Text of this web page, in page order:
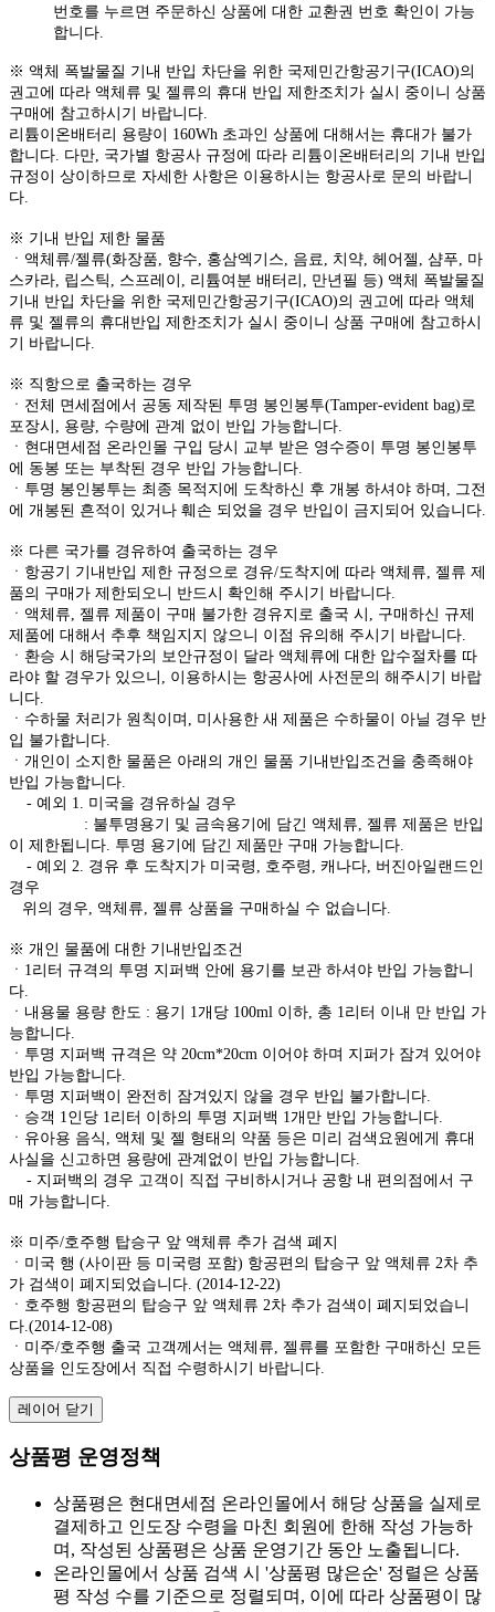
번호를 누르면 주문하신 상품에 대한 교환권 번호 확인이 가능
합니다.
※ 액체 폭발물질 기내 반입 차단을 위한 국제민간항공기구(ICAO)의
권고에 따라 액체류 및 젤류의 휴대 반입 제한조치가 실시 중이니 상품
구매에 참고하시기 바랍니다.
리튬이온배터리 용량이 160Wh 초과인 상품에 대해서는 휴대가 불가
합니다. 다만, 국가별 항공사 규정에 따라 리튬이온배터리의 기내 반입
규정이 상이하므로 자세한 사항은 이용하시는 항공사로 문의 바랍니
다.
※ 기내 반입 제한 물품
ㆍ액체류/젤류(화장품, 향수, 홍삼엑기스, 음료, 치약, 헤어젤, 샴푸, 마
스카라, 립스틱, 스프레이, 리튬여분 배터리, 만년필 등) 액체 폭발물질
기내 반입 차단을 위한 국제민간항공기구(ICAO)의 권고에 따라 액체
류 및 젤류의 휴대반입 제한조치가 실시 중이니 상품 구매에 참고하시
기 바랍니다.
※ 직항으로 출국하는 경우
ㆍ전체 면세점에서 공동 제작된 투명 봉인봉투(Tamper-evident bag)로
포장시, 용량, 수량에 관계 없이 반입 가능합니다.
ㆍ현대면세점 온라인몰 구입 당시 교부 받은 영수증이 투명 봉인봉투
에 동봉 또는 부착된 경우 반입 가능합니다.
ㆍ투명 봉인봉투는 최종 목적지에 도착하신 후 개봉 하셔야 하며, 그전
에 개봉된 흔적이 있거나 훼손 되었을 경우 반입이 금지되어 있습니다.
※ 다른 국가를 경유하여 출국하는 경우
ㆍ항공기 기내반입 제한 규정으로 경유/도착지에 따라 액체류, 젤류 제
품의 구매가 제한되오니 반드시 확인해 주시기 바랍니다.
ㆍ액체류, 젤류 제품이 구매 불가한 경유지로 출국 시, 구매하신 규제
제품에 대해서 추후 책임지지 않으니 이점 유의해 주시기 바랍니다.
ㆍ환승 시 해당국가의 보안규정이 달라 액체류에 대한 압수절차를 따
라야 할 경우가 있으니, 이용하시는 항공사에 사전문의 해주시기 바랍
니다.
ㆍ수하물 처리가 원칙이며, 미사용한 새 제품은 수하물이 아닐 경우 반
입 불가합니다.
ㆍ개인이 소지한 물품은 아래의 개인 물품 기내반입조건을 충족해야
반입 가능합니다.
- 예외 1. 미국을 경유하실 경우
: 불투명용기 및 금속용기에 담긴 액체류, 젤류 제품은 반입
이 제한됩니다. 투명 용기에 담긴 제품만 구매 가능합니다.
- 예외 2. 경유 후 도착지가 미국령, 호주령, 캐나다, 버진아일랜드인
경우
위의 경우, 액체류, 젤류 상품을 구매하실 수 없습니다.
※ 개인 물품에 대한 기내반입조건
ㆍ1리터 규격의 투명 지퍼백 안에 용기를 보관 하셔야 반입 가능합니
다.
ㆍ내용물 용량 한도 : 용기 1개당 100ml 이하, 총 1리터 이내 만 반입 가
능합니다.
ㆍ투명 지퍼백 규격은 약 20cm*20cm 이어야 하며 지퍼가 잠겨 있어야
반입 가능합니다.
ㆍ투명 지퍼백이 완전히 잠겨있지 않을 경우 반입 불가합니다.
ㆍ승객 1인당 1리터 이하의 투명 지퍼백 1개만 반입 가능합니다.
ㆍ유아용 음식, 액체 및 젤 형태의 약품 등은 미리 검색요원에게 휴대
사실을 신고하면 용량에 관계없이 반입 가능합니다.
- 지퍼백의 경우 고객이 직접 구비하시거나 공항 내 편의점에서 구
매 가능합니다.
※ 미주/호주행 탑승구 앞 액체류 추가 검색 폐지
ㆍ미국 행 (사이판 등 미국령 포함) 항공편의 탑승구 앞 액체류 2차 추
가 검색이 폐지되었습니다. (2014-12-22)
ㆍ호주행 항공편의 탑승구 앞 액체류 2차 추가 검색이 폐지되었습니
다.(2014-12-08)
ㆍ미주/호주행 출국 고객께서는 액체류, 젤류를 포함한 구매하신 모든
상품을 인도장에서 직접 수령하시기 바랍니다.
레이어 닫기
상품평 운영정책
상품평은 현대면세점 온라인몰에서 해당 상품을 실제로
결제하고 인도장 수령을 마친 회원에 한해 작성 가능하
며, 작성된 상품평은 상품 운영기간 동안 노출됩니다.
온라인몰에서 상품 검색 시 '상품평 많은순' 정렬은 상품
평 작성 수를 기준으로 정렬되며, 이에 따라 상품평이 많